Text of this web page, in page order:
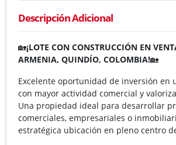
Descripción Adicional
🏡¡LOTE CON CONSTRUCCIÓN EN
ARMENIA, QUINDÍO, COLOMBIA!🏡
Excelente oportunidad de inversión en
con mayor actividad comercial y
Una propiedad ideal para desarrollar
comerciales, empresariales o
estratégica ubicación en pleno centro